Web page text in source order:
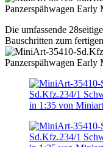
Die umfassende
Bauschritten zum